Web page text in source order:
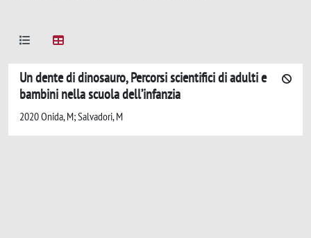
Un dente di dinosauro, Percorsi scientifici di adulti e
bambini nella scuola dell’infanzia
2020 Onida, M; Salvadori, M